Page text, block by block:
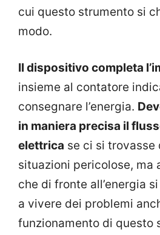
cui questo strumento si
modo.
Il dispositivo completa
insieme al contatore
consegnare l’energia.
in maniera precisa il
elettrica se ci si trovasse
situazioni pericolose, ma
che di fronte all’energia
a vivere dei problemi
funzionamento di questo